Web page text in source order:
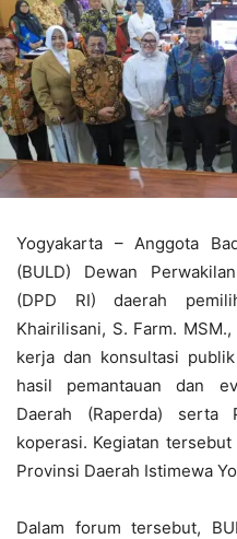
Yogyakarta – Anggota
(BULD) Dewan
(DPD RI) daerah
Khairilisani, S. Farm.
kerja dan konsultasi
hasil pemantauan dan
Daerah (Raperda) serta
koperasi. Kegiatan
Provinsi Daerah Istimewa
Dalam forum tersebut,